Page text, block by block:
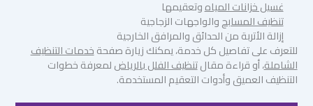
غسيل خزانات المياهوتعقيمها
تنظيف المسابحوالواجهات الزجاجية
إزالة الأتربة من الحدائق والمرافق الخارجية
للتعرف على تفاصيل كل خدمة، يمكنك زيارة صفحةخدمات التنظيف
الشاملة، أو قراءة مقالتنظيف الفلل بالرياضلمعرفة خطوات
التنظيف العميق وأدوات التعقيم المستخدمة.